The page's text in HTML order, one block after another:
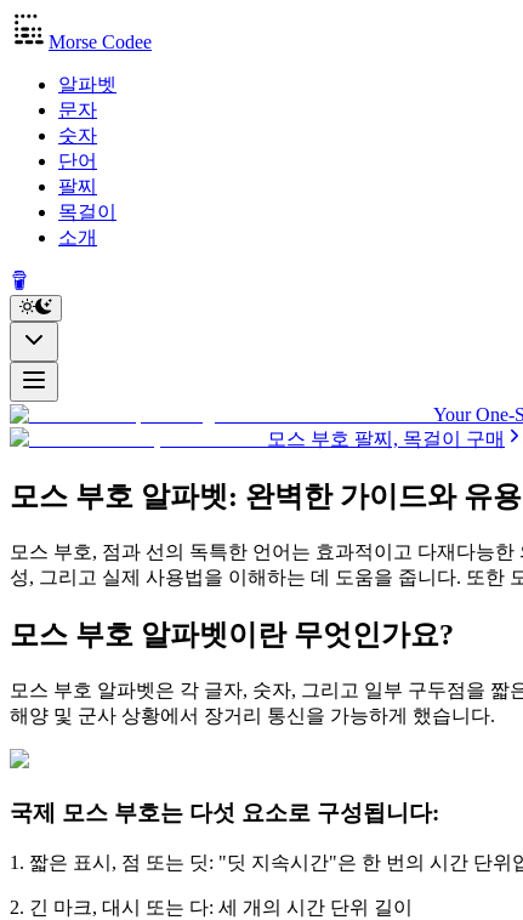
Morse Codee
알파벳
문자
숫자
단어
팔찌
목걸이
소개
Your One-
모스 부호 팔찌, 목걸이 구매
모스 부호 알파벳: 완벽한 가이드와 유
모스 부호, 점과 선의 독특한 언어는 효과적이고 다재다능
성, 그리고 실제 사용법을 이해하는 데 도움을 줍니다. 또한
모스 부호 알파벳이란 무엇인가요?
모스 부호 알파벳은 각 글자, 숫자, 그리고 일부 구두점을
해양 및 군사 상황에서 장거리 통신을 가능하게 했습니다.
국제 모스 부호는 다섯 요소로 구성됩니다:
1. 짧은 표시, 점 또는 딧: "딧 지속시간"은 한 번의 시간 단위
2. 긴 마크, 대시 또는 다: 세 개의 시간 단위 길이